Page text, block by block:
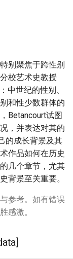
别聚焦于跨性别
校艺术史教授
中世纪的性别、
和性少数群体的
Betancourt试图
，并表达对其的
的成长背景及其
作品如何在历史
几个章节，尤其
背景至关重要。
参考。如有错误
感激。